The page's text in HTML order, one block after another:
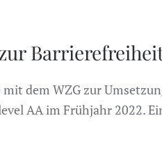
dem WZG zur
AA im Frühjahr 2022.